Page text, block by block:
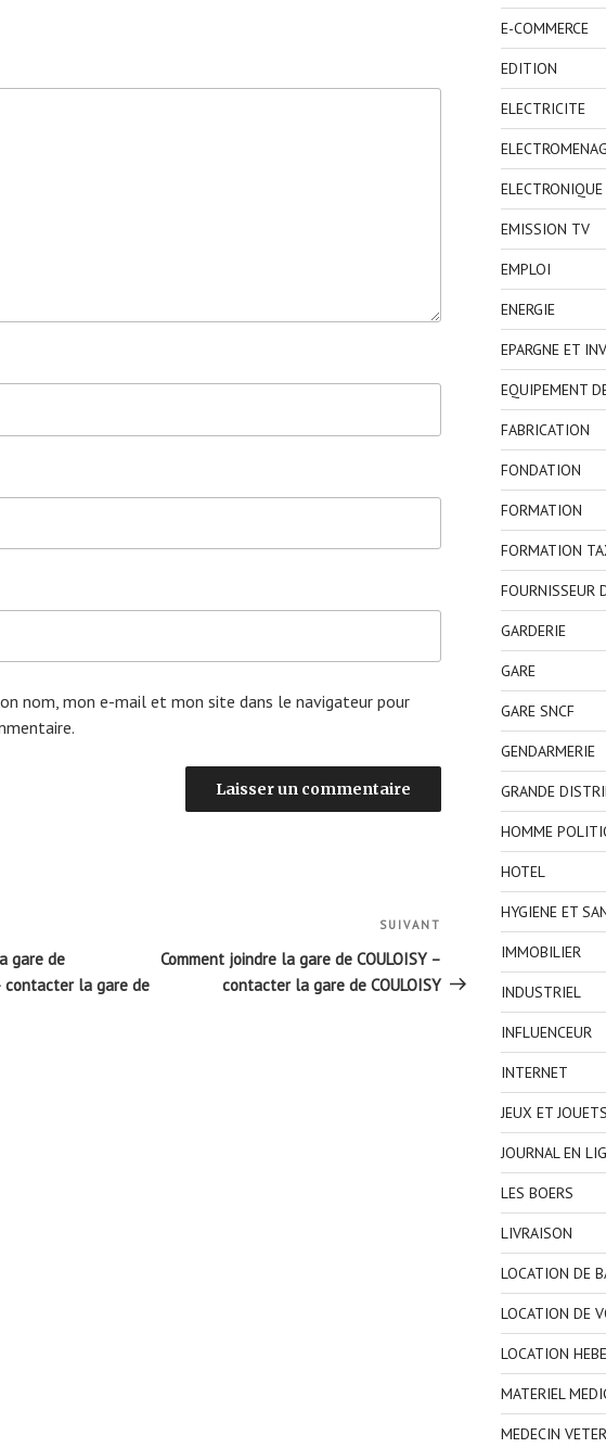
nom, mon e-mail et mon site dans le navigateur pour
gare de
contacter la gare de
SUIVANT
Comment joindre la gare de COULOISY –
contacter la gare de COULOISY
E-COMMERCE
EDITION
ELECTRICITE
EMISSION TV
EMPLOI
ENERGIE
EPARGNE ET
EQUIPEMENT
FABRICATION
FONDATION
FORMATION
FORMATION
FOURNISSEUR
GARDERIE
GARE
GARE SNCF
GENDARMERIE
GRANDE
HOMME
HOTEL
HYGIENE ET
IMMOBILIER
INDUSTRIEL
INFLUENCEUR
INTERNET
JEUX ET JOUETS
JOURNAL EN
LES BOERS
LIVRAISON
LOCATION DE
LOCATION DE
LOCATION
MATERIEL
MEDECIN